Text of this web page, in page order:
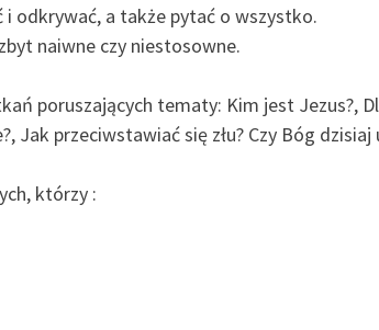
i odkrywać, a także pytać o wszystko.
naiwne czy niestosowne.
poruszających tematy: Kim jest Jezus?,
Jak przeciwstawiać się złu? Czy Bóg dzisiaj
którzy :